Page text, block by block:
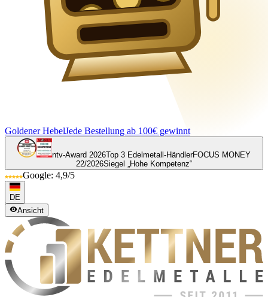
Goldener HebelJede Bestellung ab 100€ gewinnt
ntv-Award 2026Top 3 Edelmetall-HändlerFOCUS MONEY
22/2026Siegel „Hohe Kompetenz“
Google: 4,9/5
DE
Ansicht